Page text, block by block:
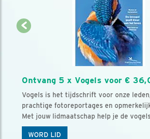
Ontvang 5 x Vogels voor €
Vogels is het tijdschrift voor onze
prachtige fotoreportages en
Met jouw lidmaatschap help je de
WORD LID